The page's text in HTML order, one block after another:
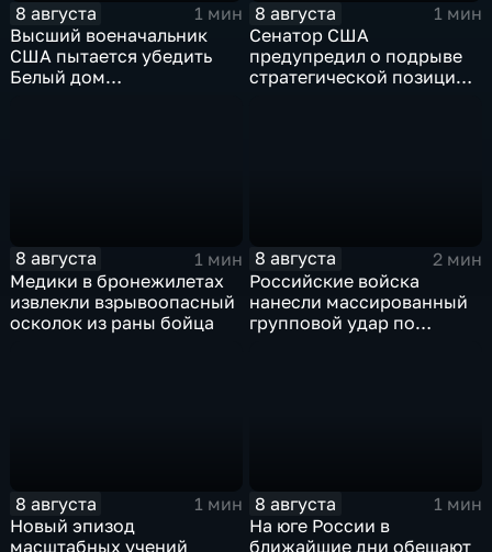
8 августа
1 мин
Высший военачальник
США пытается убедить
Белый дом
8 августа
1 мин
Сенатор США
предупредил о подрыве
стратегической позиции
8 августа
1 мин
Медики в бронежилетах
извлекли взрывоопасный
осколок из раны бойца
8 августа
2 мин
Российские войска
нанесли массированный
групповой удар по
8 августа
1 мин
Новый эпизод
масштабных учений
8 августа
1 мин
На юге России в
ближайшие дни обещают